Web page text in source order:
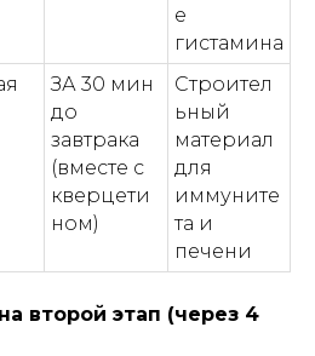
е
гистамина
ЗА 30 мин
до
завтрака
(вместе с
кверцети
ном)
Строител
ьный
материал
для
иммуните
та и
печени
второй этап (через 4